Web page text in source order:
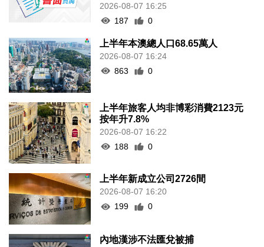
2026-08-07 16:25
187
0
上半年本澳總人口68.65萬人
2026-08-07 16:24
863
0
上半年旅客人均非博彩消費2123元
按年升7.8%
2026-08-07 16:22
188
0
上半年新成立公司2726間
2026-08-07 16:20
199
0
內地漢涉不法匯兌被捕